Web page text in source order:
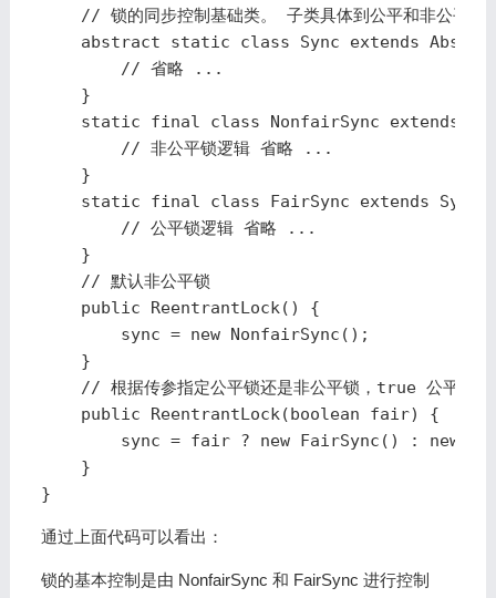
// 锁的同步控制基础类。 子类具体到公平和非公平的
abstract static class Sync extends
        // 省略 ...
    }
static final class NonfairSync extends
        // 非公平锁逻辑 省略 ...
    }
static final class FairSync extends Sync
        // 公平锁逻辑 省略 ...
    }
    // 默认非公平锁
    public ReentrantLock() {
        sync = new NonfairSync();
    }
// 根据传参指定公平锁还是非公平锁，true 公平锁
    public ReentrantLock(boolean fair) {
sync = fair ? new FairSync() : new
    }
通过上面代码可以看出：
锁的基本控制是由 NonfairSync 和 FairSync 进行控制